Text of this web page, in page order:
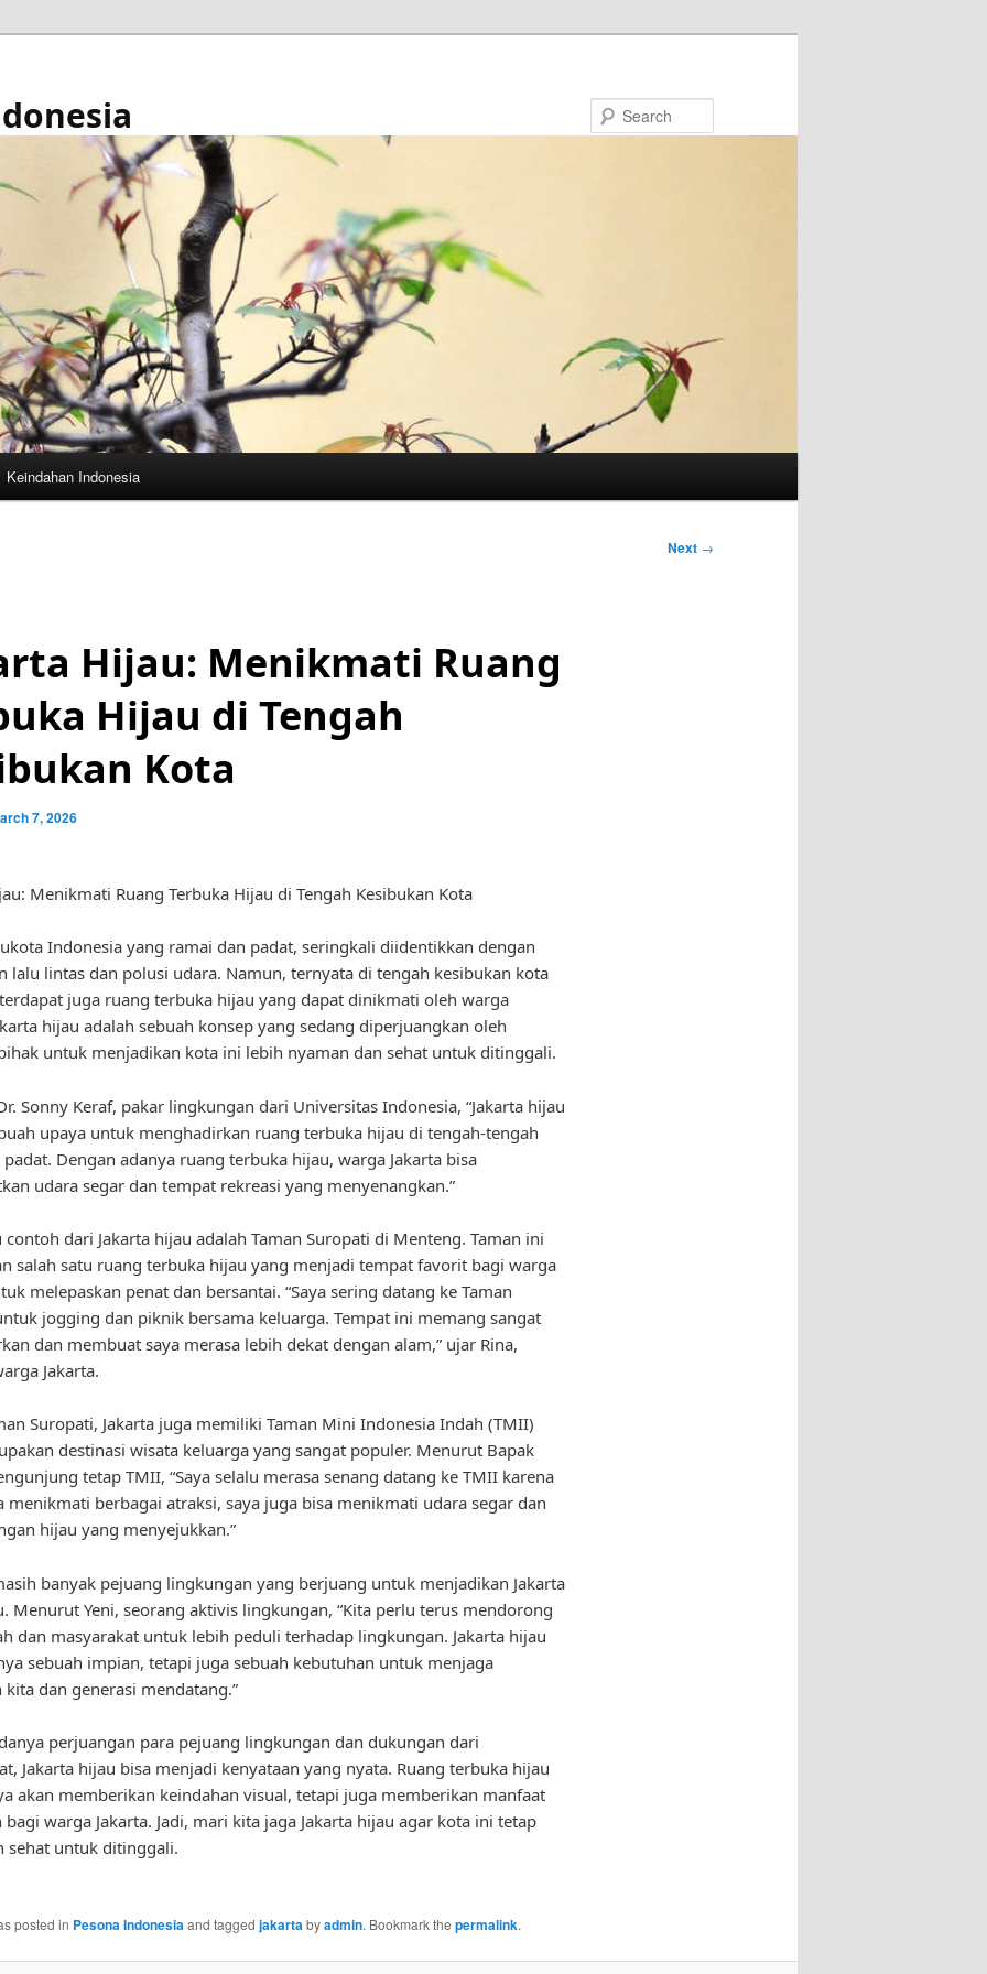
Keindahan Indonesia
Next →
Hijau: Menikmati Ruang
Hijau di Tengah
Kota
7, 2026
Menikmati Ruang Terbuka Hijau di Tengah Kesibukan Kota
Indonesia yang ramai dan padat, seringkali diidentikkan dengan
lalu lintas dan polusi udara. Namun, ternyata di tengah kesibukan kota
juga ruang terbuka hijau yang dapat dinikmati oleh warga
hijau adalah sebuah konsep yang sedang diperjuangkan oleh
untuk menjadikan kota ini lebih nyaman dan sehat untuk ditinggali.
Sonny Keraf, pakar lingkungan dari Universitas Indonesia, “Jakarta hijau
upaya untuk menghadirkan ruang terbuka hijau di tengah-tengah
Dengan adanya ruang terbuka hijau, warga Jakarta bisa
udara segar dan tempat rekreasi yang menyenangkan.”
contoh dari Jakarta hijau adalah Taman Suropati di Menteng. Taman ini
salah satu ruang terbuka hijau yang menjadi tempat favorit bagi warga
melepaskan penat dan bersantai. “Saya sering datang ke Taman
jogging dan piknik bersama keluarga. Tempat ini memang sangat
dan membuat saya merasa lebih dekat dengan alam,” ujar Rina,
Jakarta.
Suropati, Jakarta juga memiliki Taman Mini Indonesia Indah (TMII)
destinasi wisata keluarga yang sangat populer. Menurut Bapak
tetap TMII, “Saya selalu merasa senang datang ke TMII karena
menikmati berbagai atraksi, saya juga bisa menikmati udara segar dan
hijau yang menyejukkan.”
banyak pejuang lingkungan yang berjuang untuk menjadikan Jakarta
Menurut Yeni, seorang aktivis lingkungan, “Kita perlu terus mendorong
dan masyarakat untuk lebih peduli terhadap lingkungan. Jakarta hijau
sebuah impian, tetapi juga sebuah kebutuhan untuk menjaga
kita dan generasi mendatang.”
perjuangan para pejuang lingkungan dan dukungan dari
Jakarta hijau bisa menjadi kenyataan yang nyata. Ruang terbuka hijau
akan memberikan keindahan visual, tetapi juga memberikan manfaat
bagi warga Jakarta. Jadi, mari kita jaga Jakarta hijau agar kota ini tetap
sehat untuk ditinggali.
posted in Pesona Indonesia and tagged jakarta byadmin. Bookmark the permalink.